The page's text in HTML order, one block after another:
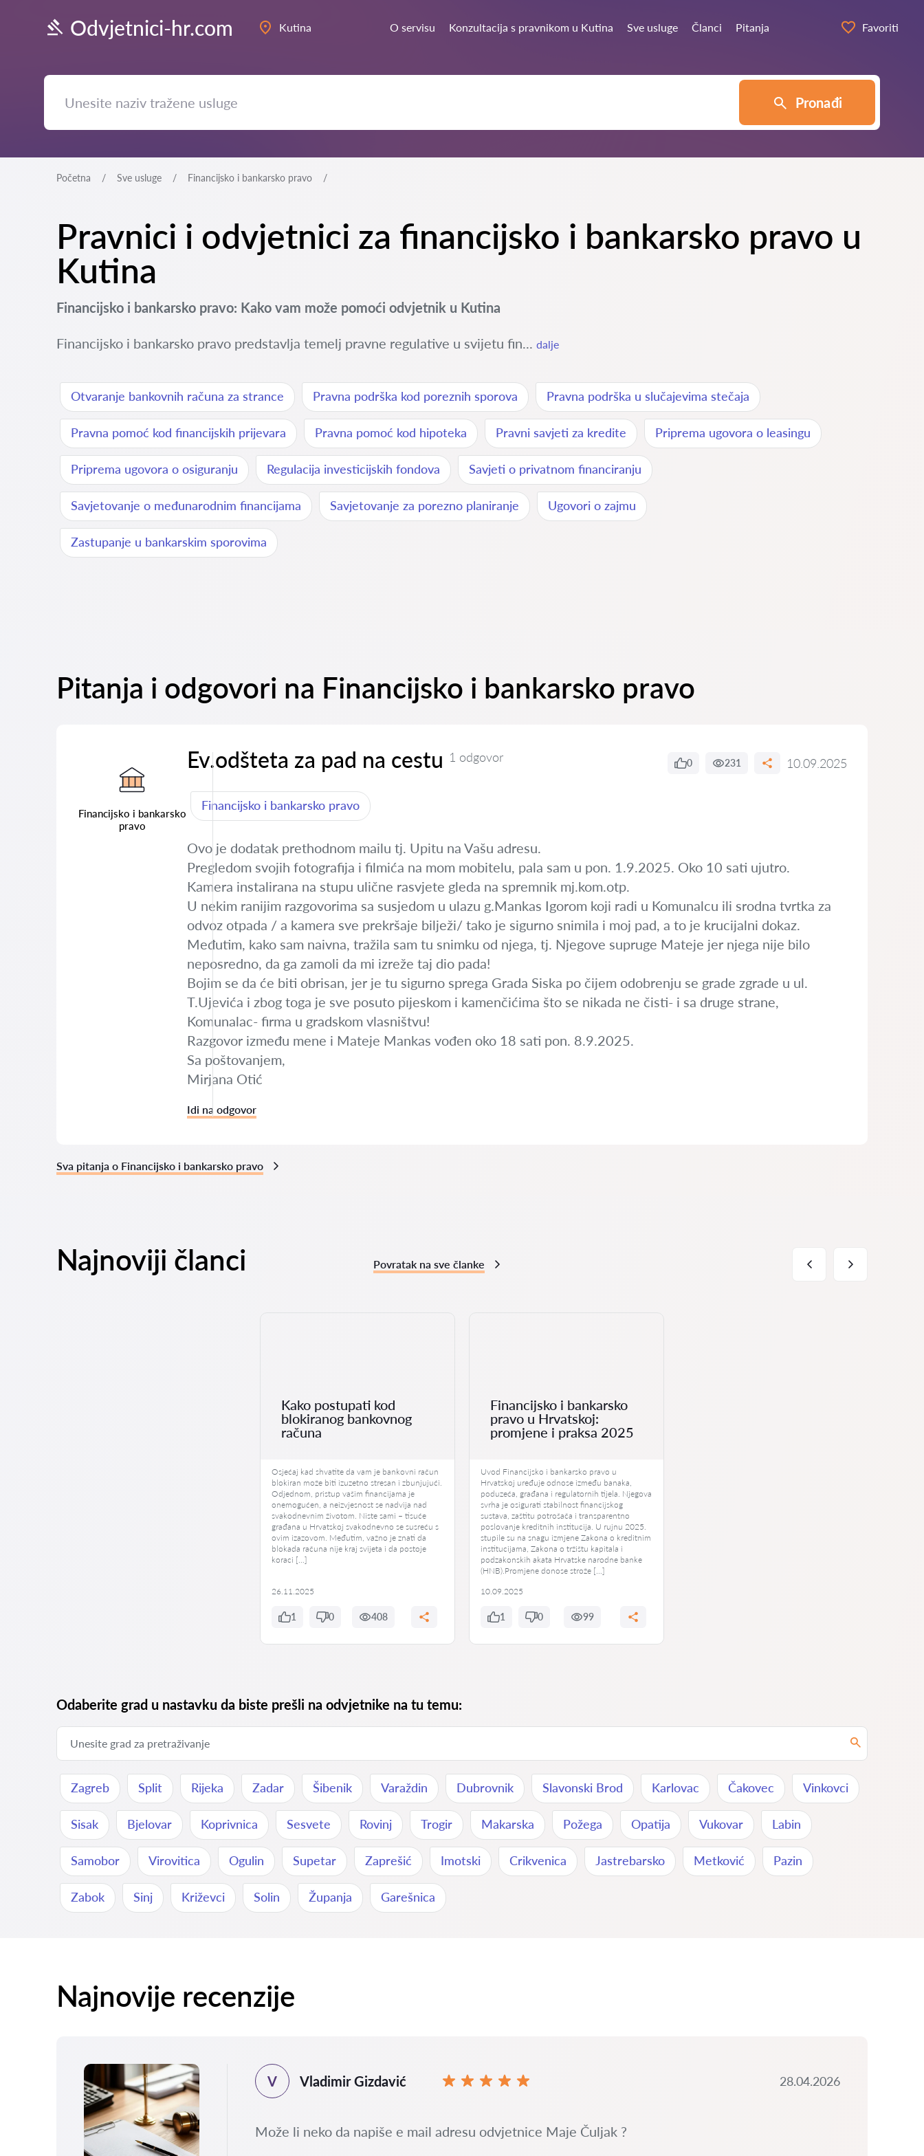
Odvjetnici-hr.com Kutina O servisu Konzultacija s pravnikom u Kutina Sve usluge Članci Pitanja Favoriti
Pronađi
Početna Sve usluge Financijsko i bankarsko pravo
Pravnici i odvjetnici za financijsko i bankarsko pravo u
Kutina
Financijsko i bankarsko pravo: Kako vam može pomoći odvjetnik u Kutina
Financijsko i bankarsko pravo predstavlja temelj pravne regulative u svijetu fin... dalje
Otvaranje bankovnih računa za strance Pravna podrška kod poreznih sporova Pravna podrška u slučajevima stečaja
Pravna pomoć kod financijskih prijevara Pravna pomoć kod hipoteka Pravni savjeti za kredite Priprema ugovora o leasingu
Priprema ugovora o osiguranju Regulacija investicijskih fondova Savjeti o privatnom financiranju
Savjetovanje o međunarodnim financijama Savjetovanje za porezno planiranje Ugovori o zajmu
Zastupanje u bankarskim sporovima
Pitanja i odgovori na Financijsko i bankarsko pravo
Financijsko i bankarsko
pravo
Ev.odšteta za pad na cestu 1 odgovor 0 231 10.09.2025
Financijsko i bankarsko pravo
Ovo je dodatak prethodnom mailu tj. Upitu na Vašu adresu.
Pregledom svojih fotografija i filmića na mom mobitelu, pala sam u pon. 1.9.2025. Oko 10 sati ujutro.
Kamera instalirana na stupu ulične rasvjete gleda na spremnik mj.kom.otp.
U nekim ranijim razgovorima sa susjedom u ulazu g.Mankas Igorom koji radi u Komunalcu ili srodna tvrtka za
odvoz otpada / a kamera sve prekršaje bilježi/ tako je sigurno snimila i moj pad, a to je krucijalni dokaz.
Međutim, kako sam naivna, tražila sam tu snimku od njega, tj. Njegove supruge Mateje jer njega nije bilo
neposredno, da ga zamoli da mi izreže taj dio pada!
Bojim se da će biti obrisan, jer je tu sigurno sprega Grada Siska po čijem odobrenju se grade zgrade u ul.
T.Ujevića i zbog toga je sve posuto pijeskom i kamenčićima što se nikada ne čisti- i sa druge strane,
Komunalac- firma u gradskom vlasništvu!
Razgovor između mene i Mateje Mankas vođen oko 18 sati pon. 8.9.2025.
Sa poštovanjem,
Mirjana Otić
Idi na odgovor
Sva pitanja o Financijsko i bankarsko pravo
Najnoviji članci Povratak na sve članke
Kako postupati kod
blokiranog bankovnog
računa
Osjećaj kad shvatite da vam je bankovni račun
blokiran može biti izuzetno stresan i zbunjujući.
Odjednom, pristup vašim financijama je
onemogućen, a neizvjesnost se nadvija nad
svakodnevnim životom. Niste sami – tisuće
građana u Hrvatskoj svakodnevno se susreću s
ovim izazovom. Međutim, važno je znati da
blokada računa nije kraj svijeta i da postoje
koraci […]
26.11.2025
1 0 408
Financijsko i bankarsko
pravo u Hrvatskoj:
promjene i praksa 2025
Uvod Financijsko i bankarsko pravo u
Hrvatskoj uređuje odnose između banaka,
poduzeća, građana i regulatornih tijela. Njegova
svrha je osigurati stabilnost financijskog
sustava, zaštitu potrošača i transparentno
poslovanje kreditnih institucija. U rujnu 2025.
stupile su na snagu izmjene Zakona o kreditnim
institucijama, Zakona o tržištu kapitala i
podzakonskih akata Hrvatske narodne banke
(HNB).Promjene donose strože […]
10.09.2025
1 0 99
Odaberite grad u nastavku da biste prešli na odvjetnike na tu temu:
Zagreb Split Rijeka Zadar Šibenik Varaždin Dubrovnik Slavonski Brod Karlovac Čakovec Vinkovci
Sisak Bjelovar Koprivnica Sesvete Rovinj Trogir Makarska Požega Opatija Vukovar Labin
Samobor Virovitica Ogulin Supetar Zaprešić Imotski Crikvenica Jastrebarsko Metković Pazin
Zabok Sinj Križevci Solin Županja Garešnica
Najnovije recenzije
V Vladimir Gizdavić 28.04.2026
Može li neko da napiše e mail adresu odvjetnice Maje Čuljak ?